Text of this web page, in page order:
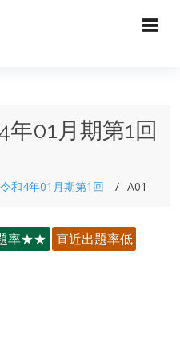
年01月期第1回
令和4年01月期第1回 A01
率★★ 直近出題率低